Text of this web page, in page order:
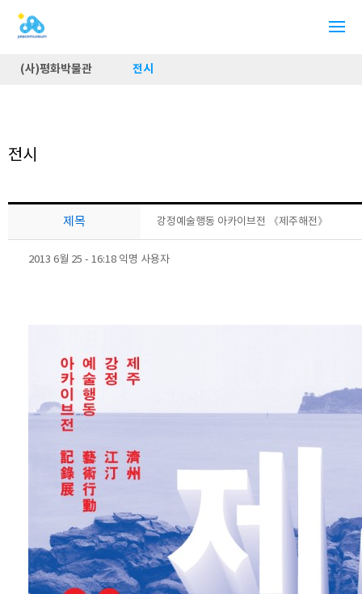
(사)평화박물관 전시
전시
제목 강정예술행동 아카이브전 《제주해전》
2013 6월 25 - 16:18 익명 사용자